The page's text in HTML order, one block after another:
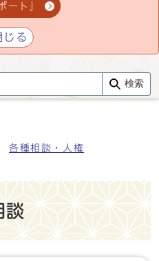
ート」
じる
検索
各種相談・人権
談